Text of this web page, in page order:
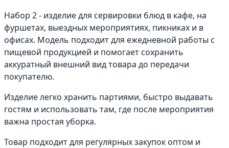
Набор 2 - изделие для сервировки блюд в кафе, на
фуршетах, выездных мероприятиях, пикниках и в
офисах. Модель подходит для ежедневной работы с
пищевой продукцией и помогает сохранить
аккуратный внешний вид товара до передачи
покупателю.
Изделие легко хранить партиями, быстро выдавать
гостям и использовать там, где после мероприятия
важна простая уборка.
Товар подходит для регулярных закупок оптом и